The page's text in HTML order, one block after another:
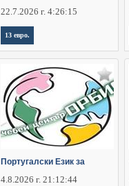
22.7.2026 г. 4:26:15
13 евро.
Португалски Език за
4.8.2026 г. 21:12:44